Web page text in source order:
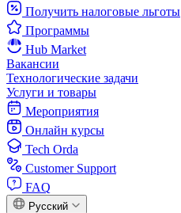
Получить налоговые льготы
Программы
Hub Market
Вакансии
Технологические задачи
Услуги и товары
Мероприятия
Онлайн курсы
Tech Orda
Customer Support
FAQ
Русский